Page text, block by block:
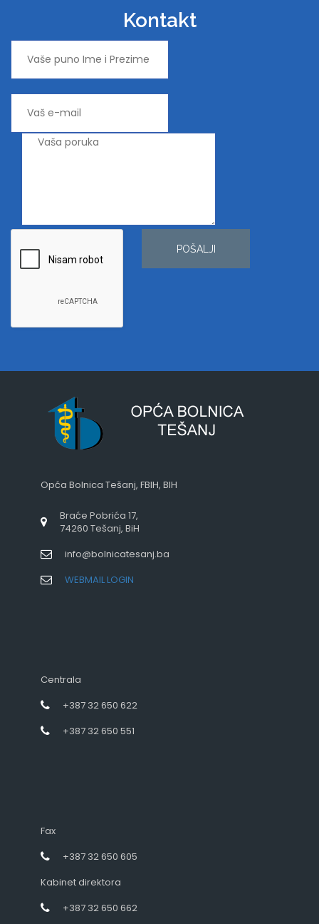
Kontakt
POŠALJI
Opća Bolnica Tešanj, FBIH, BIH
Braće Pobrića 17,
74260 Tešanj, BiH
info@bolnicatesanj.ba
WEBMAIL LOGIN
Centrala
+387 32 650 622
+387 32 650 551
Fax
+387 32 650 605
Kabinet direktora
+387 32 650 662